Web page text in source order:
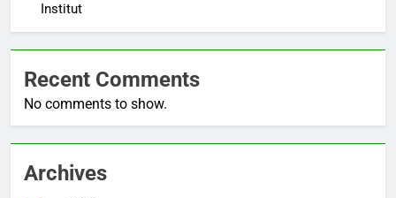
Institut
Recent Comments
No comments to show.
Archives